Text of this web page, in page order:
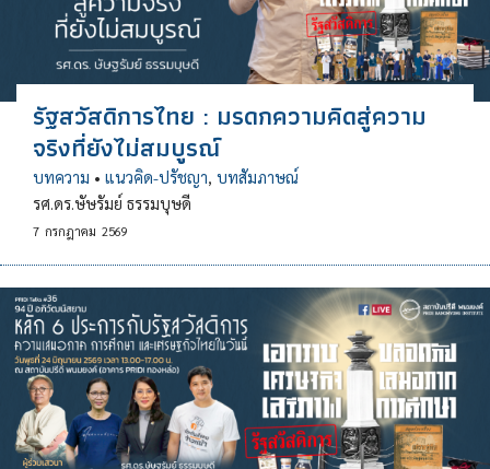
รัฐสวัสดิการไทย : มรดกความคิดสู่ความ
จริงที่ยังไม่สมบูรณ์
บทความ • แนวคิด-ปรัชญา, บทสัมภาษณ์
รศ.ดร.ษัษรัมย์ ธรรมบุษดี
7 กรกฎาคม 2569